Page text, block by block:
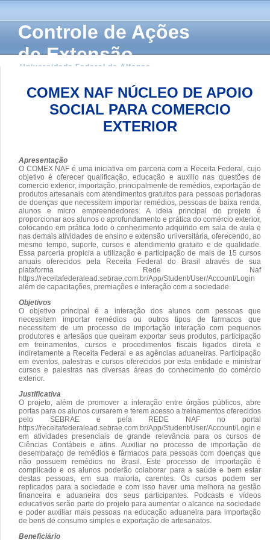
Controle de Ações
de Extensão
Universidade Federal de Alfenas
COMEX NAF NÚCLEO DE APOIO
SOCIAL PARA COMERCIO
EXTERIOR
Apresentação
O COMEX NAF é uma iniciativa em parceria com a Receita Federal, cujo
objetivo é oferecer qualificação, educação e auxilio nas questões de
comercio exterior, importação, principalmente de remédios, exportação de
produtos artesanais com atendimentos gratuitos para pessoas portadoras
de doenças que necessitem importar remédios, pessoas de baixa renda,
alunos e micro empreendedores. A ideia principal do projeto é
proporcionar aos alunos o aprofundamento e prática do comércio exterior,
colocando em prática todo o conhecimento adquirido em sala de aula e
nas demais atividades de ensino e extensão universitária, oferecendo, ao
mesmo tempo, suporte, cursos e atendimento gratuito e de qualidade.
Essa parceria propicia a utilização e participação de mais de 15 cursos
anuais oferecidos pela Receita Federal do Brasil através de sua
plataforma Rede Naf
https://receitafederalead.sebrae.com.br/App/Student/User/Account/Login
além de capacitações, premiações e interação com a sociedade.
Objetivos
O objetivo principal é a interação dos alunos com pessoas que
necessitem importar remédios ou outros tipos de farmacos que
necessitem de um processo de importação interação com pequenos
produtores e artesãos que queiram exportar seus produtos, participação
em treinamentos, cursos e procedimentos fiscais ligados direta e
indiretamente a Receita Federal e as agências aduaneiras. Participação
em eventos, palestras e cursos oferecidos por esta entidade e ministrar
cursos e palestras nas diversas áreas do conhecimento do comércio
exterior.
Justificativa
O projeto, além de promover a interação entre órgãos públicos, abre
portas para os alunos cursarem e terem acesso a treinamentos oferecidos
pelo SEBRAE e pela REDE NAF no portal
https://receitafederalead.sebrae.com.br/App/Student/User/Account/Login e
em atividades presenciais de grande relevância para os cursos de
Ciências Contábeis e afins. Auxiliar no processo de importação de
desembaraço de remédios e fármacos para pessoas com doenças que
não possuem remédios no Brasil. Este processo de importação é
complicado e os alunos poderão colaborar para a saúde e bem estar
destas pessoas, em sua maioria, carentes. Os cursos podem ser
replicados para a sociedade e com isso haver uma melhora na gestão
financeira e aduaneira dos seus participantes. Podcasts e vídeos
educativos serão parte do projeto para aumentar o alcance na sociedade
e poder auxiliar mais pessoas na educação aduaneira para importação
de bens de consumo simples e exportação de artesanatos.
Beneficiário